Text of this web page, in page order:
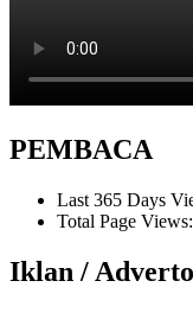
PEMBACA
Last 365 Days
Total Page Views:
Iklan /